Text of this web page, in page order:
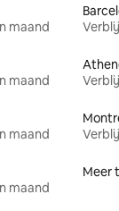
maand
maand
maand
maand
Meer